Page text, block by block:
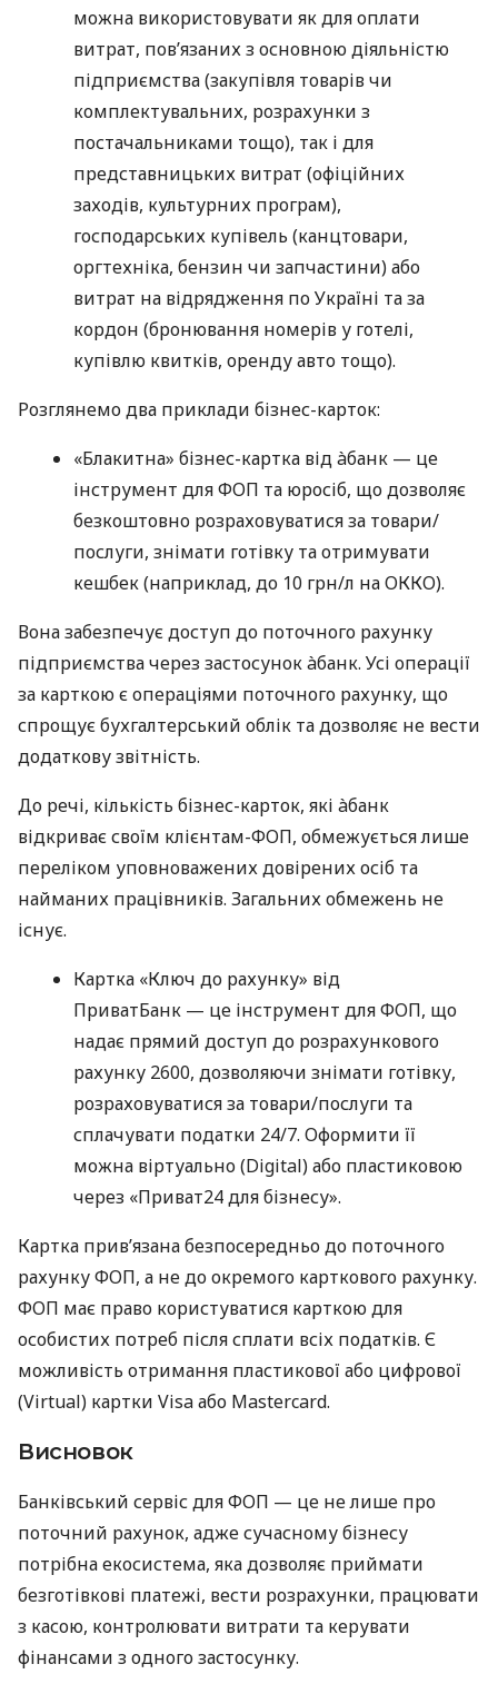
можна використовувати як для оплати
витрат, пов’язаних з основною діяльністю
підприємства (закупівля товарів чи
комплектувальних, розрахунки з
постачальниками тощо), так і для
представницьких витрат (офіційних
заходів, культурних програм),
господарських купівель (канцтовари,
оргтехніка, бензин чи запчастини) або
витрат на відрядження по Україні та за
кордон (бронювання номерів у готелі,
купівлю квитків, оренду авто тощо).
Розглянемо два приклади бізнес-карток:
«Блакитна» бізнес-картка від àбанк — це
інструмент для ФОП та юросіб, що дозволяє
безкоштовно розраховуватися за товари/
послуги, знімати готівку та отримувати
кешбек (наприклад, до 10 грн/л на ОККО).
Вона забезпечує доступ до поточного рахунку
підприємства через застосунок àбанк. Усі операції
за карткою є операціями поточного рахунку, що
спрощує бухгалтерський облік та дозволяє не вести
додаткову звітність.
До речі, кількість бізнес-карток, які àбанк
відкриває своїм клієнтам-ФОП, обмежується лише
переліком уповноважених довірених осіб та
найманих працівників. Загальних обмежень не
існує.
Картка «Ключ до рахунку» від
ПриватБанк — це інструмент для ФОП, що
надає прямий доступ до розрахункового
рахунку 2600, дозволяючи знімати готівку,
розраховуватися за товари/послуги та
сплачувати податки 24/7. Оформити її
можна віртуально (Digital) або пластиковою
через «Приват24 для бізнесу».
Картка прив’язана безпосередньо до поточного
рахунку ФОП, а не до окремого карткового рахунку.
ФОП має право користуватися карткою для
особистих потреб після сплати всіх податків. Є
можливість отримання пластикової або цифрової
(Virtual) картки Visa або Mastercard.
Висновок
Банківський сервіс для ФОП — це не лише про
поточний рахунок, адже сучасному бізнесу
потрібна екосистема, яка дозволяє приймати
безготівкові платежі, вести розрахунки, працювати
з касою, контролювати витрати та керувати
фінансами з одного застосунку.